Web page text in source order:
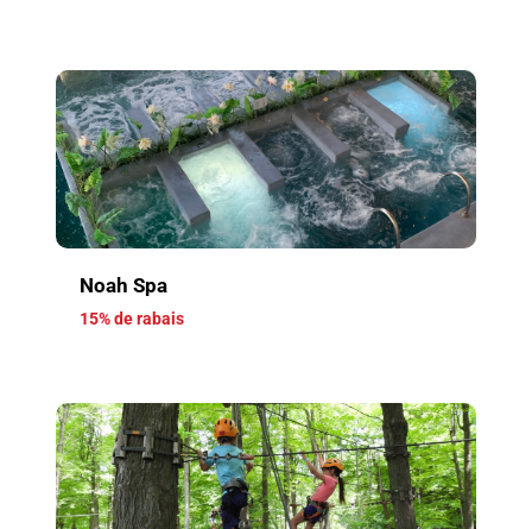
Noah Spa
15% de rabais